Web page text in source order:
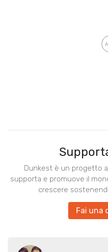
Dunkest è un progetto
supporta e promuove il
crescere
Fai una